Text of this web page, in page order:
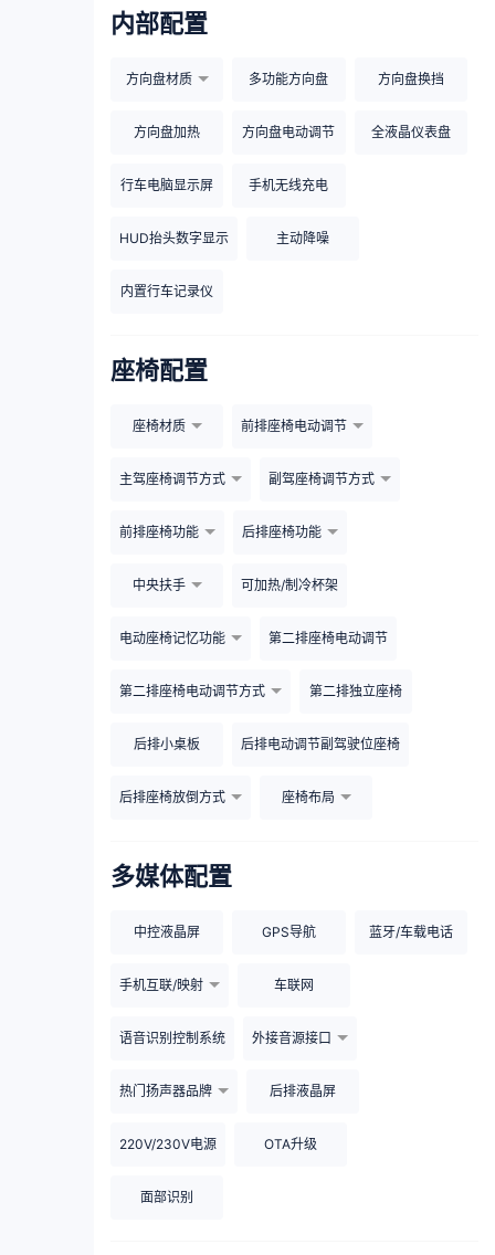
内部配置
方向盘材质 多功能方向盘 方向盘换挡
方向盘加热 方向盘电动调节 全液晶仪表盘
行车电脑显示屏 手机无线充电
HUD抬头数字显示 主动降噪
内置行车记录仪
座椅配置
座椅材质 前排座椅电动调节
主驾座椅调节方式 副驾座椅调节方式
前排座椅功能 后排座椅功能
中央扶手 可加热/制冷杯架
电动座椅记忆功能 第二排座椅电动调节
第二排座椅电动调节方式 第二排独立座椅
后排小桌板 后排电动调节副驾驶位座椅
后排座椅放倒方式 座椅布局
多媒体配置
中控液晶屏 GPS导航 蓝牙/车载电话
手机互联/映射 车联网
语音识别控制系统 外接音源接口
热门扬声器品牌 后排液晶屏
220V/230V电源 OTA升级
面部识别